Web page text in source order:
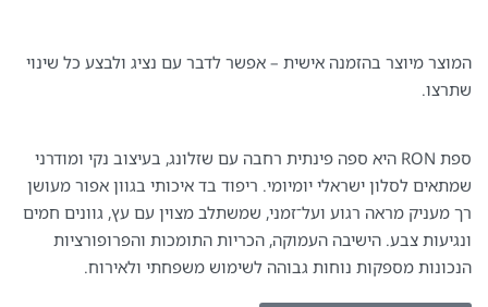
המוצר מיוצר בהזמנה אישית – אפשר לדבר עם נציג ולבצע כל שינוי
שתרצו.
ספת RON היא ספה פינתית רחבה עם שזלונג, בעיצוב נקי ומודרני
שמתאים לסלון ישראלי יומיומי. ריפוד בד איכותי בגוון אפור מעושן
רך מעניק מראה רגוע ועל־זמני, שמשתלב מצוין עם עץ, גוונים חמים
ונגיעות צבע. הישיבה העמוקה, הכריות התומכות והפרופורציות
הנכונות מספקות נוחות גבוהה לשימוש משפחתי ולאירוח.